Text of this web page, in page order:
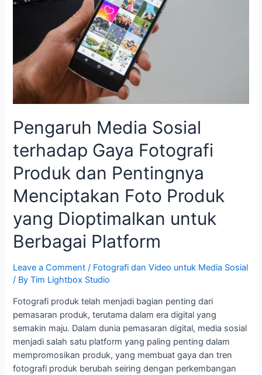
Pengaruh Media Sosial
terhadap Gaya Fotografi
Produk dan Pentingnya
Menciptakan Foto Produk
yang Dioptimalkan untuk
Berbagai Platform
Leave a Comment / Fotografi dan Video untuk Media Sosial
/ ByTim Lightbox Studio
Fotografi produk telah menjadi bagian penting dari
pemasaran produk, terutama dalam era digital yang
semakin maju. Dalam dunia pemasaran digital, media sosial
menjadi salah satu platform yang paling penting dalam
mempromosikan produk, yang membuat gaya dan tren
fotografi produk berubah seiring dengan perkembangan
Gaya
Pentingnya
Menciptakan
Foto
Produk
Dioptimalkan
Berbagai
Platform